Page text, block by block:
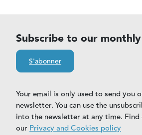
Subscribe to our
S'abonner
Your email is only used to send you
newsletter. You can use the
into the newsletter at any time.
our Privacy and Cookies policy